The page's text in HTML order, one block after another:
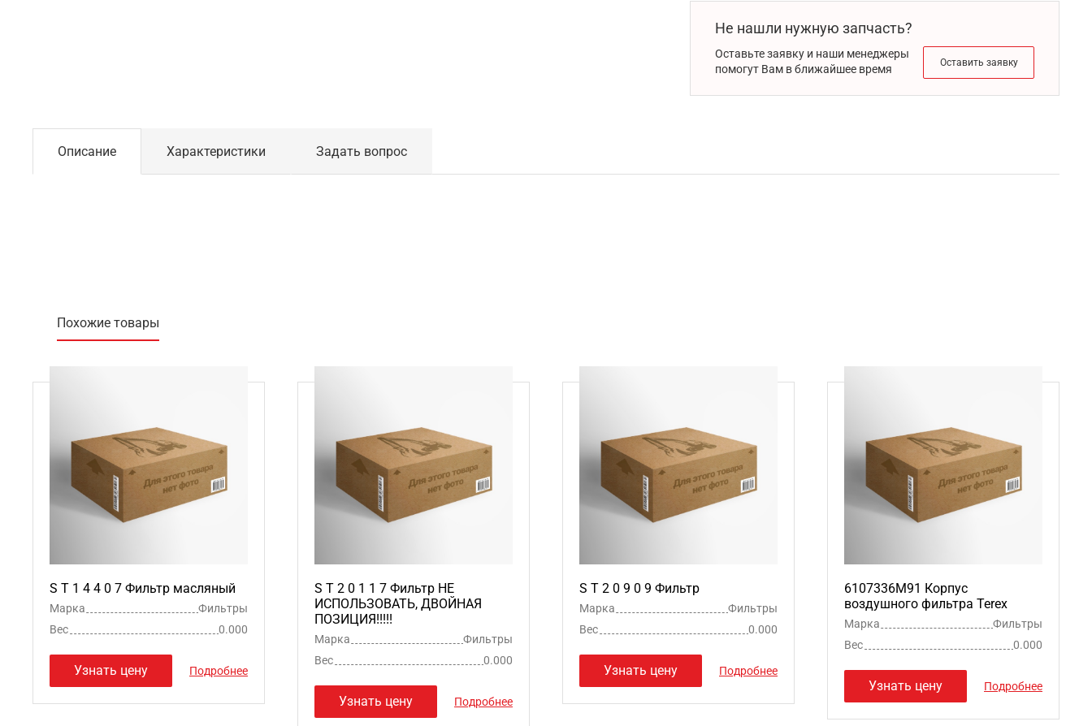
Не нашли нужную запчасть?
Оставьте заявку и наши менеджеры
помогут Вам в ближайшее время
Оставить заявку
Описание Характеристики Задать вопрос
Похожие товары
S T 1 4 4 0 7 Фильтр масляный
Марка
Фильтры
Вес
0.000
Узнать цену Подробнее
S T 2 0 1 1 7 Фильтр НЕ
ИСПОЛЬЗОВАТЬ, ДВОЙНАЯ
ПОЗИЦИЯ!!!!!
Марка
Фильтры
Вес
0.000
Узнать цену Подробнее
S T 2 0 9 0 9 Фильтр
Марка
Фильтры
Вес
0.000
Узнать цену Подробнее
6107336M91 Корпус
воздушного фильтра Terex
Марка
Фильтры
Вес
0.000
Узнать цену Подробнее